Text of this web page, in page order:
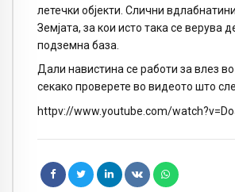
летечки објекти. Слични
Земјата, за кои исто така се верува
подземна база.
Дали навистина се работи за влез
секако проверете во видеото што
httpv://www.youtube.com/